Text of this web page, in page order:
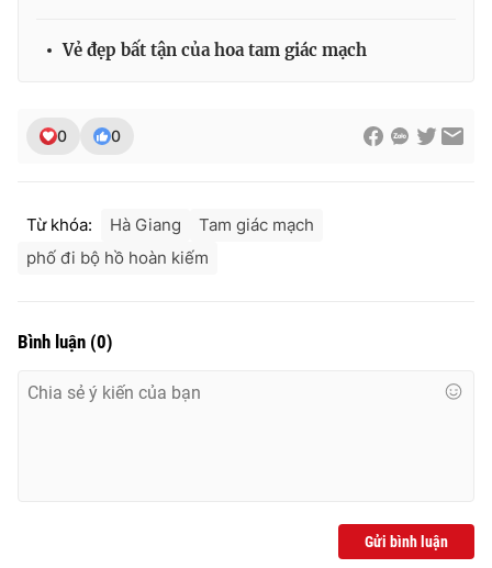
Vẻ đẹp bất tận của hoa tam giác mạch
0 0
Từ khóa: Hà Giang
Tam giác mạch
phố đi bộ hồ hoàn kiếm
Bình luận (0)
Gửi bình luận